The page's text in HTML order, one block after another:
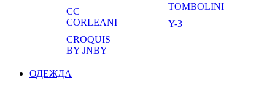
CC
CORLEANI
CROQUIS
BY JNBY
TOMBOLINI
Y-3
ОДЕЖДА